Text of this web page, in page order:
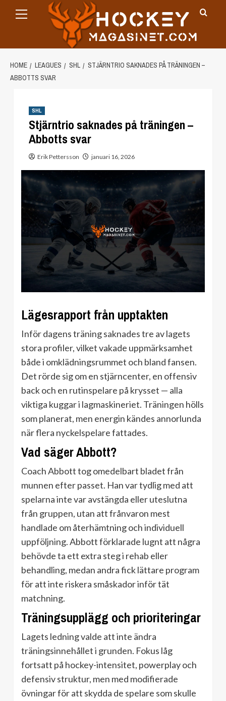
Menu
HOME LEAGUES SHL
STJÄRNTRIO SAKNADES PÅ TRÄNINGEN –
ABBOTTS SVAR
SHL
Stjärntrio saknades på träningen –
Abbotts svar
Erik Pettersson januari 16, 2026
Lägesrapport från upptakten
Inför dagens träning saknades tre av lagets
stora profiler, vilket vakade uppmärksamhet
både i omklädningsrummet och bland fansen.
Det rörde sig om en stjärncenter, en offensiv
back och en rutinspelare på krysset — alla
viktiga kuggar i lagmaskineriet. Träningen hölls
som planerat, men energin kändes annorlunda
när flera nyckelspelare fattades.
Vad säger Abbott?
Coach Abbott tog omedelbart bladet från
munnen efter passet. Han var tydlig med att
spelarna inte var avstängda eller uteslutna
från gruppen, utan att frånvaron mest
handlade om återhämtning och individuell
uppföljning. Abbott förklarade lugnt att några
behövde ta ett extra steg i rehab eller
behandling, medan andra fick lättare program
för att inte riskera småskador inför tät
matchning.
Träningsupplägg och prioriteringar
Lagets ledning valde att inte ändra
träningsinnehållet i grunden. Fokus låg
fortsatt på hockey-intensitet, powerplay och
defensiv struktur, men med modifierade
övningar för att skydda de spelare som skulle